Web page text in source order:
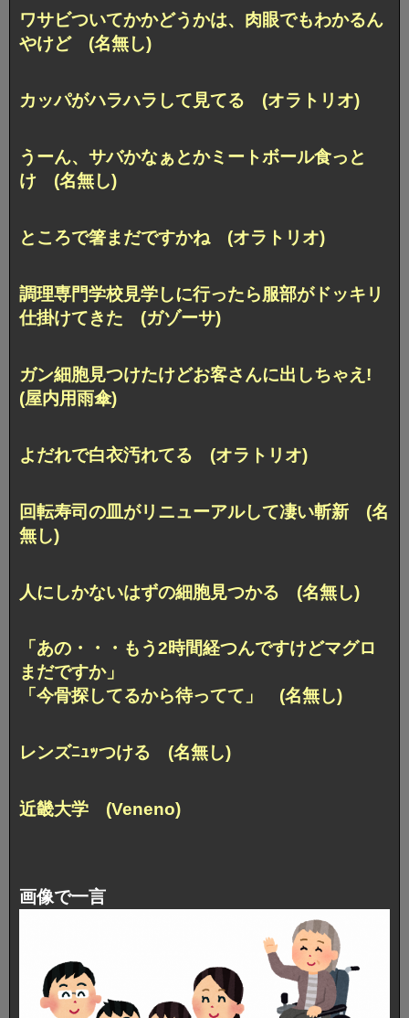
ワサビついてかかどうかは、肉眼でもわかるん
やけど (名無し)
カッパがハラハラして見てる (オラトリオ)
うーん、サバかなぁとかミートボール食っと
け (名無し)
ところで箸まだですかね (オラトリオ)
調理専門学校見学しに行ったら服部がドッキリ
仕掛けてきた (ガゾーサ)
ガン細胞見つけたけどお客さんに出しちゃえ!
(屋内用雨傘)
よだれで白衣汚れてる (オラトリオ)
回転寿司の皿がリニューアルして凄い斬新 (名
無し)
人にしかないはずの細胞見つかる (名無し)
「あの・・・もう2時間経つんですけどマグロ
まだですか」
「今骨探してるから待ってて」 (名無し)
レンズﾆｭｯつける (名無し)
近畿大学 (Veneno)
画像で一言